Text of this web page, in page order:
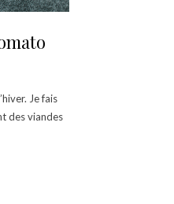
Je fais
des viandes